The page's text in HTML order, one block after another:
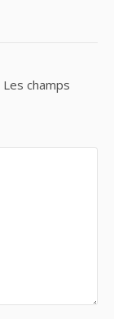
Les champs